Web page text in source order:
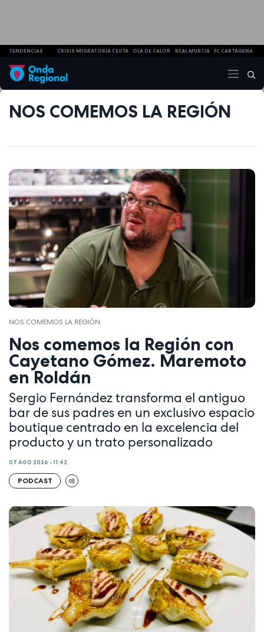
TENDENCIAS CRISIS MIGRATORIA CEUTA OLA DE CALOR REAL MURCIA FC CARTAGENA
NOS COMEMOS LA REGIÓN
NOS COMEMOS LA REGIÓN
Nos comemos la Región con
Cayetano Gómez. Maremoto
en Roldán
Sergio Fernández transforma el antiguo
bar de sus padres en un exclusivo espacio
boutique centrado en la excelencia del
producto y un trato personalizado
07 AGO 2026 - 11:42
PODCAST